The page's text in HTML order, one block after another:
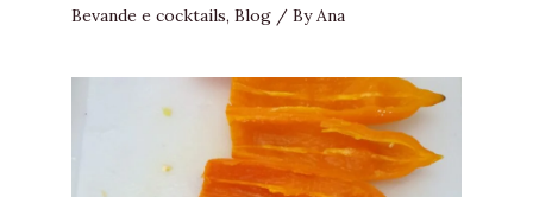
Bevande e cocktails, Blog / ByAna